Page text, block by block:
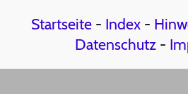
Startseite- Index-
Datenschutz -